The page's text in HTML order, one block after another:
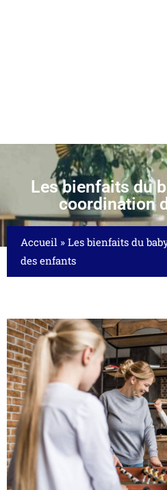
Les bienfaits du
coordination
Accueil » Les bienfaits du
des enfants